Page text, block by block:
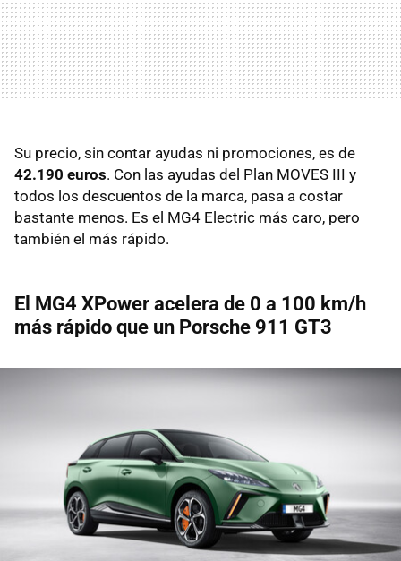
Su precio, sin contar ayudas ni promociones, es de
42.190 euros. Con las ayudas del Plan MOVES III y
todos los descuentos de la marca, pasa a costar
bastante menos. Es el MG4 Electric más caro, pero
también el más rápido.
El MG4 XPower acelera de 0 a 100 km/h
más rápido que un Porsche 911 GT3